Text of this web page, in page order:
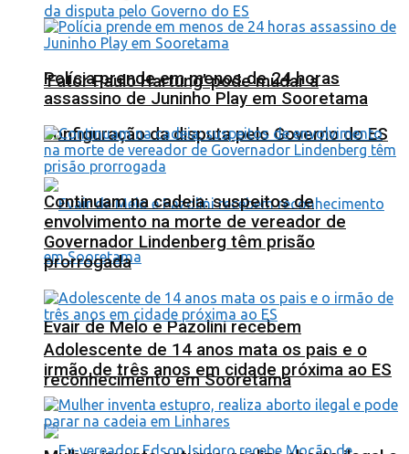
‘Fator Paulo Hartung’ pode mudar a
configuração da disputa pelo Governo do ES
Evair de Melo e Pazolini recebem
reconhecimento em Sooretama
Polícia prende em menos de 24 horas
assassino de Juninho Play em Sooretama
Continuam na cadeia: suspeitos de
envolvimento na morte de vereador de
Governador Lindenberg têm prisão
prorrogada
Adolescente de 14 anos mata os pais e o
irmão de três anos em cidade próxima ao ES